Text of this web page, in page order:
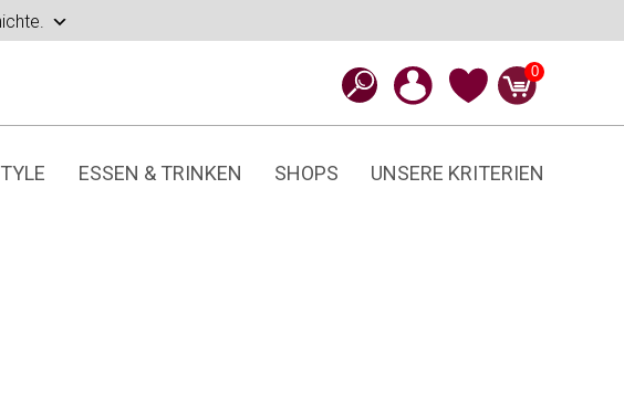
0
ESSEN & TRINKEN SHOPS UNSERE KRITERIEN